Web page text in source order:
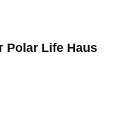
Polar Life Haus